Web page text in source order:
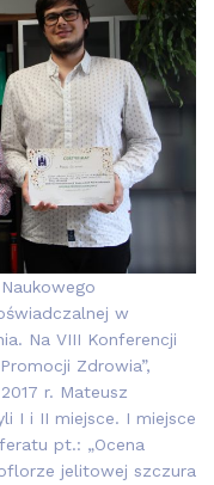
w
Na VIII Konferencji
Zdrowia”,
r. Mateusz
I i II miejsce. I miejsce
pt.: „Ocena
jelitowej szczura